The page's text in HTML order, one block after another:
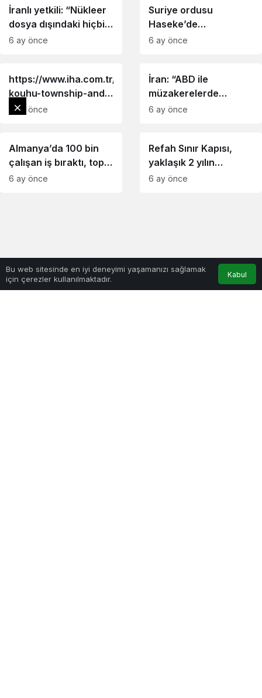
İranlı yetkili: “Nükleer
dosya dışındaki hiçbir
konuda müzakereyi
6 ay önce
Suriye ordusu
Haseke’de
konuşlanmaya başladı
6 ay önce
https://www.iha.com.tr/haber-
kouhu-township-and-
the-legacy-of-li-wan-
6 ay önce
İran: “ABD ile
müzakerelerde
değerlendirme ve
6 ay önce
Almanya’da 100 bin
çalışan iş bıraktı, toplu
taşıma durma
6 ay önce
Refah Sınır Kapısı,
yaklaşık 2 yılın
ardından iki yönlü
6 ay önce
Bu web sitesinde en iyi deneyimi yaşamanızı sağlamak
için çerezler kullanılmaktadır.
Kabul